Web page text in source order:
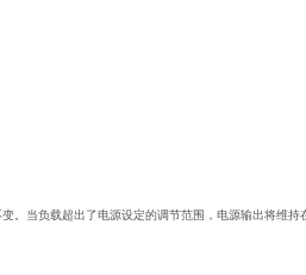
。当负载超出了电源设定的调节范围，电源输出将维持